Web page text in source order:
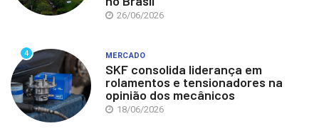
26/06/2026
4 MERCADO
SKF consolida liderança em
rolamentos e tensionadores na
opinião dos mecânicos
18/06/2026